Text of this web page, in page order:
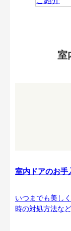
室
室内ドアのお手
いつまでも美し
時の対処方法な